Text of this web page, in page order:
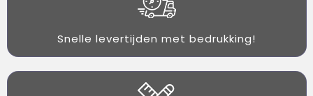
Snelle levertijden met bedrukking!